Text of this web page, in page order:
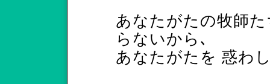
あなたがたの牧師
らないから､
あなたがたを 惑わ